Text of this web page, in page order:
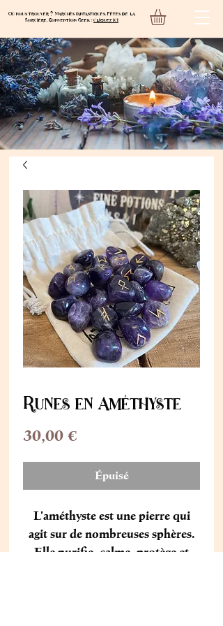
Où nous trouver ? Marchés fantastiques, Fêtes de la
Sorcière, Convention Geek : cliquez ici
Runes en Améthyste
30,00 €Prix
Épuisé
L'améthyste est une pierre qui
agit sur de nombreuses sphères.
Elle purifie, calme, protège et